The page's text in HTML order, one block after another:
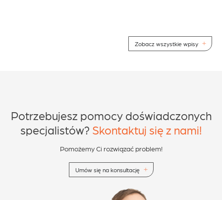
Zobacz wszystkie wpisy
Potrzebujesz pomocy doświadczonych
specjalistów? Skontaktuj się z nami!
Pomożemy Ci rozwiązać problem!
Umów się na konsultację